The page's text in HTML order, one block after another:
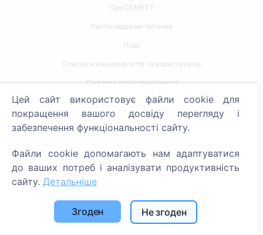
Про CEMETY
Часто задавані питання
Події
Список муніципалітетів та користувачів
Політика конфіденційності
Політика платежів
Налаштування файлів cookie
Пошук померлих
Послуги
Цей сайт використовує файли cookie для
покращення вашого досвіду перегляду і
забезпечення функціональності сайту.
Файли cookie допомагають нам адаптуватися
до ваших потреб і аналізувати продуктивність
сайту. Детальніше
Згоден Не згоден